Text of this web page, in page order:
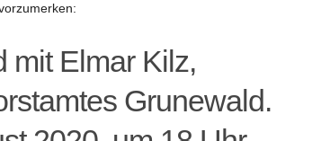
mit Elmar Kilz,
Grunewald.